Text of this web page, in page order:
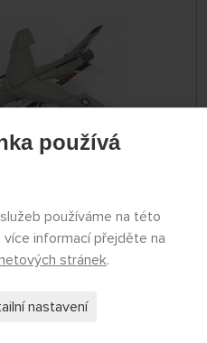
DOPRAVA ZDARMA
SKLADEM
KOUPIT
Nademlejnská
být u Vás
používá
používáme na této
informací přejděte na
stránek.
nastavení